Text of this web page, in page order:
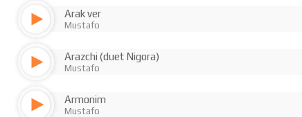
Arak ver
Mustafo
Arazchi (duet Nigora)
Mustafo
Armonim
Mustafo